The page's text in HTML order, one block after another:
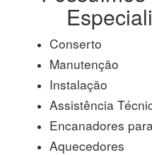
Conserto
Manutenção
Instalação
Assistência
Encanadores
Aquecedores